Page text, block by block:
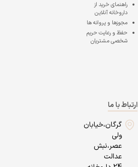
راهنمای خرید از
داروخانه آنلاین
مجوزها و پروانه ها
حفظ و رعایت حریم
شخصی مشتریان
ارتباط با ما
گرگان،خیابان
ولی
عصر،نبش
عدالت